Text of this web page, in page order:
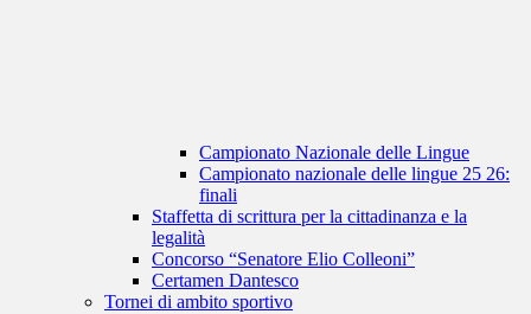
Campionato Nazionale delle Lingue
Campionato nazionale delle lingue 25 26:
finali
Staffetta di scrittura per la cittadinanza e la
legalità
Concorso “Senatore Elio Colleoni”
Certamen Dantesco
Tornei di ambito sportivo